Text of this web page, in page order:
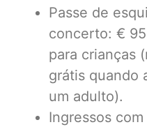
Passe de
concerto: €
para crianças
grátis quando
um adulto).
Ingressos